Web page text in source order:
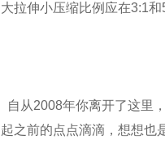
大拉伸小压缩比例应在3:1和
自从2008年你离开了这里
起之前的点点滴滴，想想也